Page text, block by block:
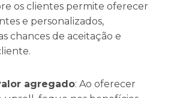
os clientes permite oferecer
e personalizados,
chances de aceitação e
agregado: Ao oferecer